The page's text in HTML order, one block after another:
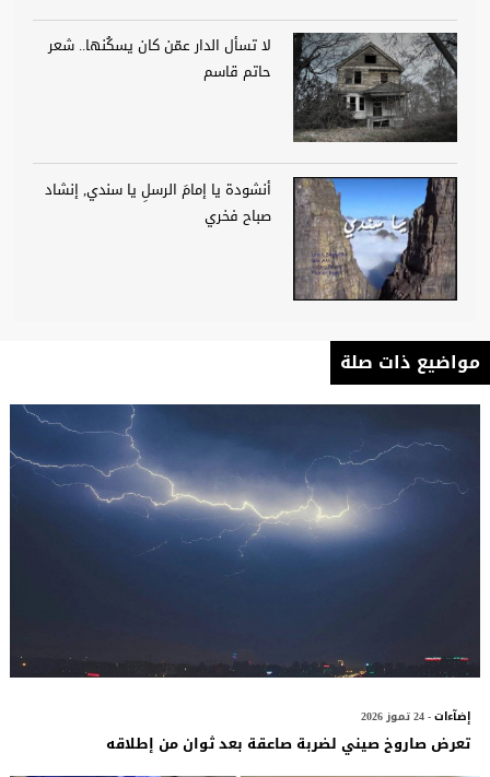
لا تسأل الدار عمّن كان يسكُنها.. شعر
حاتم قاسم
أنشودة يا إمامَ الرسلِ يا سندي, إنشاد
صباح فخري
مواضيع ذات صلة
إضآءات- 24 تموز 2026
تعرض صاروخ صيني لضربة صاعقة بعد ثوان من إطلاقه